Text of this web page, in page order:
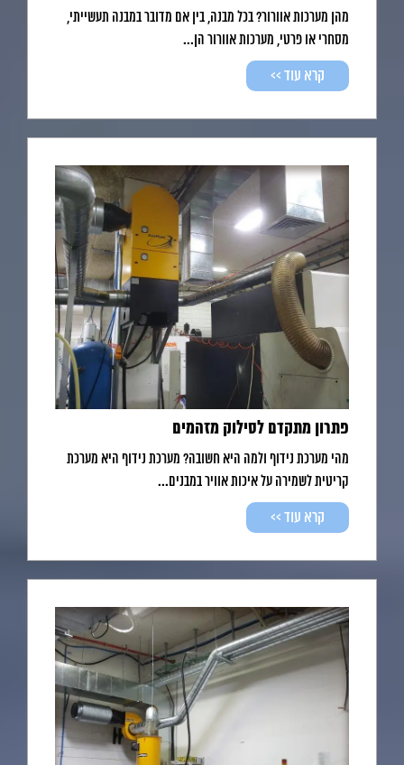
מהן מערכות אוורור? בכל מבנה, בין אם מדובר במבנה תעשייתי,
מסחרי או פרטי, מערכות אוורור הן...
קרא עוד >>
פתרון מתקדם לסילוק מזהמים
מהי מערכת נידוף ולמה היא חשובה? מערכת נידוף היא מערכת
קריטית לשמירה על איכות אוויר במבנים...
קרא עוד >>